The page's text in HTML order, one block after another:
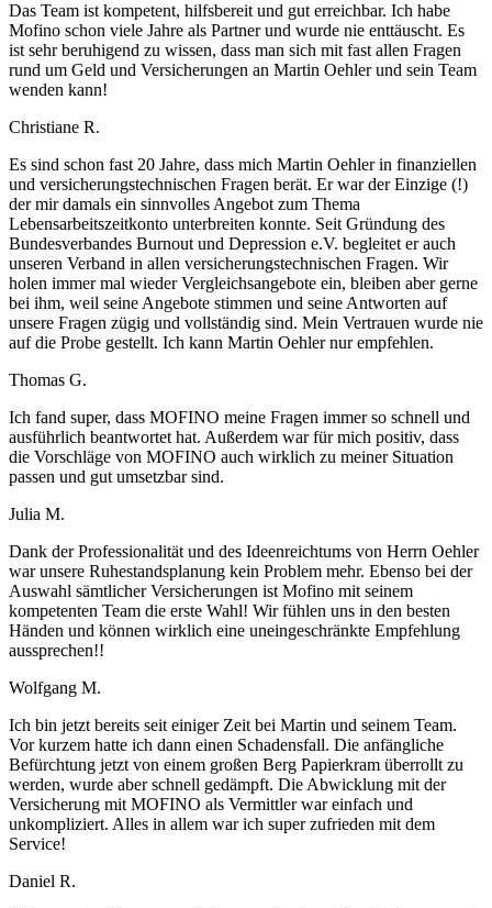
Das Team ist kompetent, hilfsbereit und gut erreichbar. Ich habe
Mofino schon viele Jahre als Partner und wurde nie enttäuscht. Es
ist sehr beruhigend zu wissen, dass man sich mit fast allen Fragen
rund um Geld und Versicherungen an Martin Oehler und sein Team
wenden kann!
Christiane R.
Es sind schon fast 20 Jahre, dass mich Martin Oehler in finanziellen
und versicherungstechnischen Fragen berät. Er war der Einzige (!)
der mir damals ein sinnvolles Angebot zum Thema
Lebensarbeitszeitkonto unterbreiten konnte. Seit Gründung des
Bundesverbandes Burnout und Depression e.V. begleitet er auch
unseren Verband in allen versicherungstechnischen Fragen. Wir
holen immer mal wieder Vergleichsangebote ein, bleiben aber gerne
bei ihm, weil seine Angebote stimmen und seine Antworten auf
unsere Fragen zügig und vollständig sind. Mein Vertrauen wurde nie
auf die Probe gestellt. Ich kann Martin Oehler nur empfehlen.
Thomas G.
Ich fand super, dass MOFINO meine Fragen immer so schnell und
ausführlich beantwortet hat. Außerdem war für mich positiv, dass
die Vorschläge von MOFINO auch wirklich zu meiner Situation
passen und gut umsetzbar sind.
Julia M.
Dank der Professionalität und des Ideenreichtums von Herrn Oehler
war unsere Ruhestandsplanung kein Problem mehr. Ebenso bei der
Auswahl sämtlicher Versicherungen ist Mofino mit seinem
kompetenten Team die erste Wahl! Wir fühlen uns in den besten
Händen und können wirklich eine uneingeschränkte Empfehlung
aussprechen!!
Wolfgang M.
Ich bin jetzt bereits seit einiger Zeit bei Martin und seinem Team.
Vor kurzem hatte ich dann einen Schadensfall. Die anfängliche
Befürchtung jetzt von einem großen Berg Papierkram überrollt zu
werden, wurde aber schnell gedämpft. Die Abwicklung mit der
Versicherung mit MOFINO als Vermittler war einfach und
unkompliziert. Alles in allem war ich super zufrieden mit dem
Service!
Daniel R.